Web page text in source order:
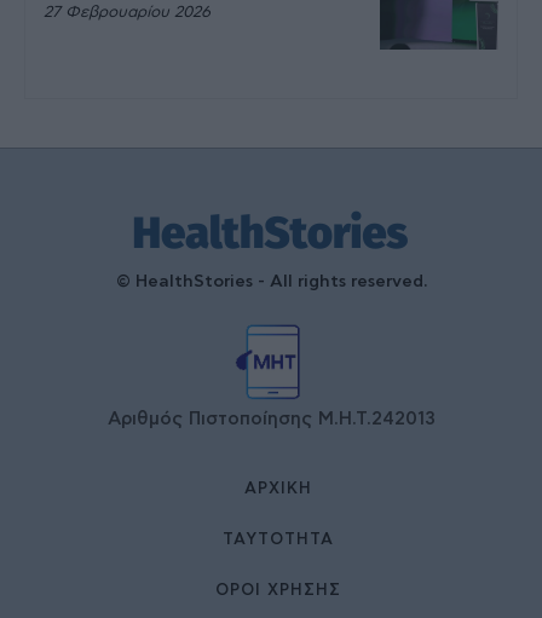
27 Φεβρουαρίου 2026
© HealthStories - All rights reserved.
Αριθμός Πιστοποίησης Μ.Η.Τ.242013
ΑΡΧΙΚΉ
ΤΑΥΤΌΤΗΤΑ
ΌΡΟΙ ΧΡΉΣΗΣ